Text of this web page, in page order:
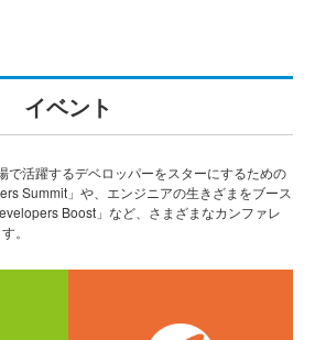
イベント
で活躍するデベロッパーをスターにするための
Summit」や、エンジニアの生きざまをブース
Boost」など、さまざまなカンファレ
。